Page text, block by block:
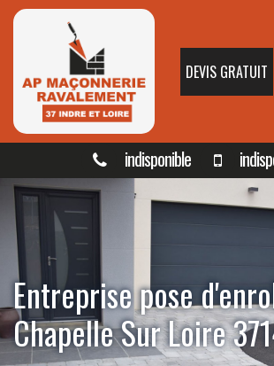
DEVIS GRATUIT
indisponible
Entreprise pose
Chapelle Sur Loire